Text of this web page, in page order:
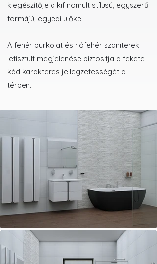
kiegészítője a kifinomult stílusú, egyszerű
formájú, egyedi ülőke.
A fehér burkolat és hófehér szaniterek
letisztult megjelenése biztosítja a fekete
kád karakteres jellegzetességét a
térben.